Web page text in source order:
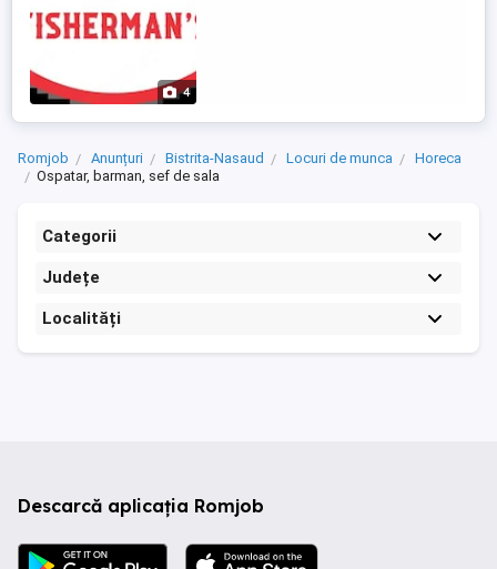
4
Romjob Anunțuri Bistrita-Nasaud Locuri de munca
Horeca
Ospatar, barman, sef de sala
Categorii
Județe
Localități
Descarcă aplicația Romjob